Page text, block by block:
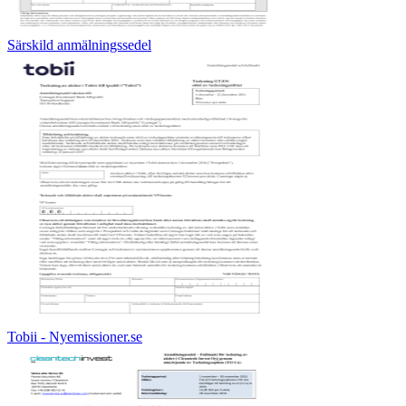
Särskild anmälningssedel
Tobii - Nyemissioner.se